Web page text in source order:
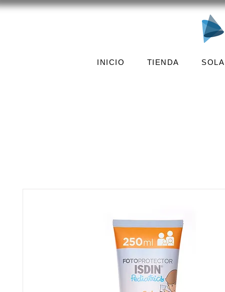
INICIO TIENDA